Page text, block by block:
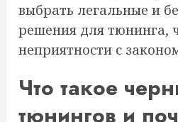
выбрать легальные и
решения для тюнинга,
неприятности с
Что такое
тюнингов и